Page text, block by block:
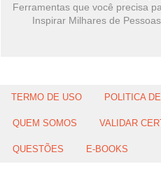
Ferramentas que você precisa
Inspirar Milhares de
TERMO DE USO POLITICA
QUEM SOMOS VALIDAR
QUESTÕES E-BOOKS